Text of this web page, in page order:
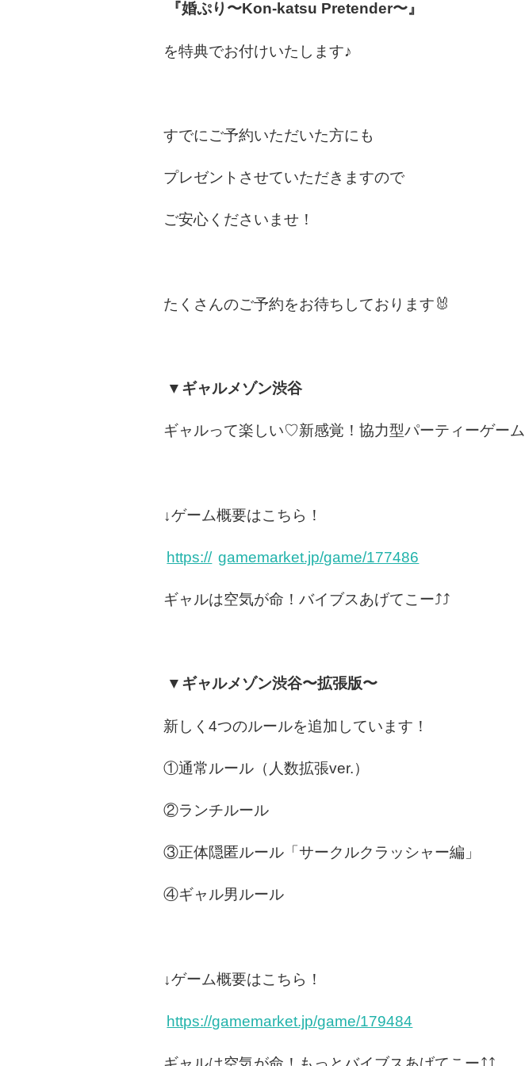
『婚ぷり〜Kon-katsu Pretender〜』
を特典でお付けいたします♪
すでにご予約いただいた方にも
プレゼントさせていただきますので
ご安心くださいませ！
たくさんのご予約をお待ちしております🐰
▼ギャルメゾン渋谷
ギャルって楽しい♡新感覚！協力型パーティーゲーム
↓ゲーム概要はこちら！
https:// gamemarket.jp/game/177486
ギャルは空気が命！バイブスあげてこー⤴⤴
▼ギャルメゾン渋谷〜拡張版〜
新しく4つのルールを追加しています！
①通常ルール（人数拡張ver.）
②ランチルール
③正体隠匿ルール「サークルクラッシャー編」
④ギャル男ルール
↓ゲーム概要はこちら！
https://gamemarket.jp/game/179484